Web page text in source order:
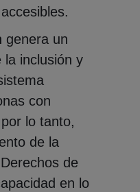
genera un
la inclusión y
con
lo tanto,
de la
de
en lo